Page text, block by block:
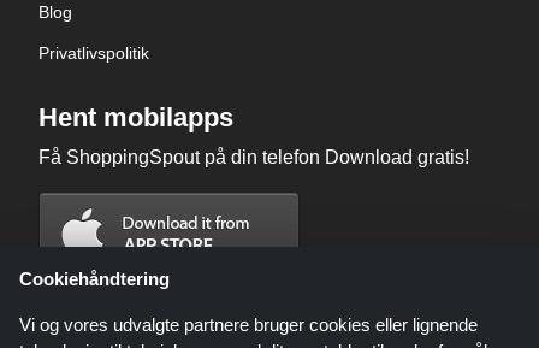
Blog
Privatlivspolitik
Hent mobilapps
Få ShoppingSpout på din telefon Download gratis!
Cookiehåndtering
Vi og vores udvalgte partnere bruger cookies eller lignende